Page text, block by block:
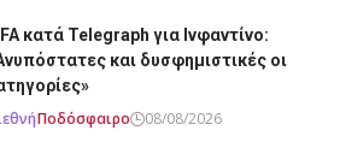
κατά Telegraph για Ινφαντίνο:
και δυσφημιστικές οι
Ποδόσφαιρο 08/08/2026